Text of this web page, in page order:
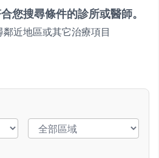
您搜尋條件的診所或醫師。
近地區或其它治療項目